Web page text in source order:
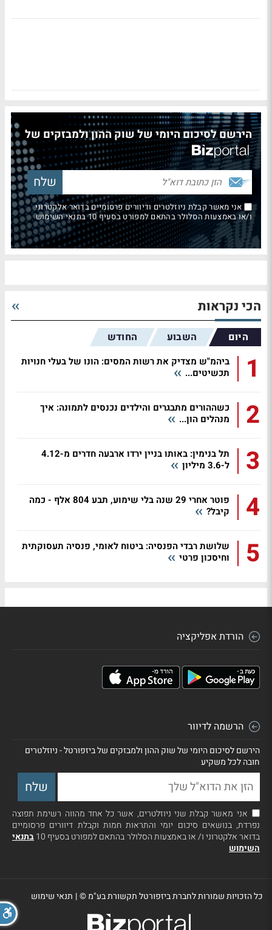
הירשם לסיכום היומי של שוק ההון ולמבזקים של
אני מאשר קבלת ניוזלטרים ודיוורים פרסומיים בדואר אלקטרוני
ו/או באמצעות הסלולר בהתאם למפורט בסעיף 10 בתנאי השימוש
הכי נקראות
היום השבוע החודש
1
ביהמ"ש מצדיק את רשות המסים: הונו של בעלי חנויות
תכשיטים...
2
כשההורים מתבגרים והילדים נכנסים לתמונה: איך
מנהלים הון...
3
תל בנימין: באותו בניין ירדו ארבעה חדרים מ-4.12
ל-3.6 מיליון
4
פוטר אחרי 29 שנה בלי שימוע, תבע 804 אלף - כמה
קיבל?
5
שלושת רבדי הפנסיה: ביטוח לאומי, פנסיה תעסוקתית
וחיסכון פרטי
הורדת אפליקציה
הרשמה לדיוור
הירשם לסיכום היומי של שוק ההון ולמבזקים של ביזפורטל - ניוזלטרים
חובה לכל משקיע
אני מאשר קבלת שני ניוזלטרים, אשר כל אחד מהווה רשימת תפוצה
נפרדת, בנושאים סיכום יומי והתראות חמות וקבלת דיוורים פרסומיים
בדואר אלקטרוני ו/ או באמצעות הסלולר בהתאם למפורט בסעיף 10
בתנאי
השימוש
כל הזכויות שמורות לחברת ביזפורטל תקשורת בע"מ ©| תנאי שימוש